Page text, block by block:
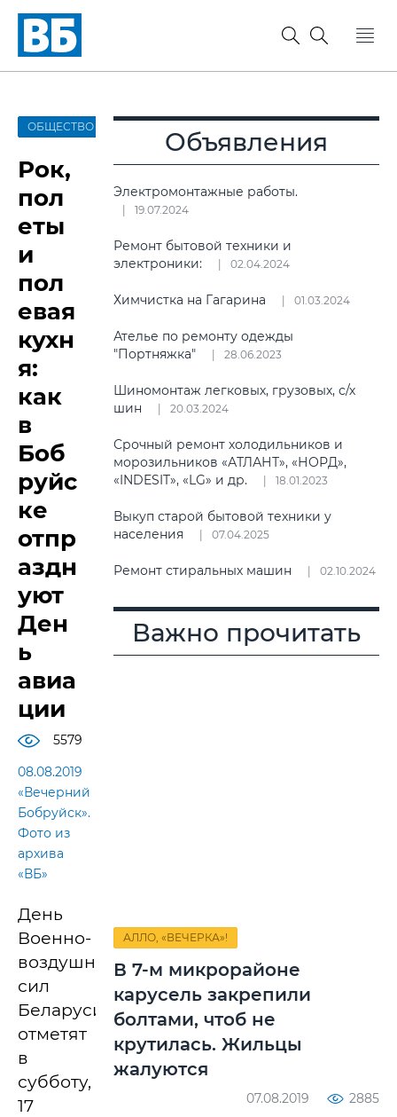
ОБЩЕСТВО
Рок,
пол
еты
и
пол
евая
кухн
я:
как
в
Боб
руйс
ке
отпр
аздн
уют
Ден
ь
авиа
ции
5579
08.08.2019
«Вечерний
Бобруйск».
Фото из
архива
«ВБ»
День
Военно-
воздушных
сил
Беларуси
отметят
в
субботу,
17
Объявления
Электромонтажные работы.
19.07.2024
Ремонт бытовой техники и
электроники:
02.04.2024
Химчистка на Гагарина 01.03.2024
Ателье по ремонту одежды
"Портняжка"
28.06.2023
Шиномонтаж легковых, грузовых, с/х
шин
20.03.2024
Срочный ремонт холодильников и
морозильников «АТЛАНТ», «НОРД»,
«INDESIT», «LG» и др.
18.01.2023
Выкуп старой бытовой техники у
населения
07.04.2025
Ремонт стиральных машин 02.10.2024
Важно прочитать
АЛЛО, «ВЕЧЕРКА»!
В 7-м микрорайоне
карусель закрепили
болтами, чтоб не
крутилась. Жильцы
жалуются
07.08.2019 2885